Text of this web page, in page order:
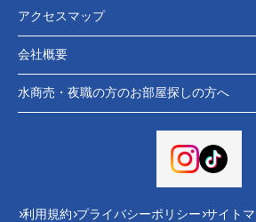
アクセスマップ
会社概要
水商売・夜職の方のお部屋探しの方へ
利用規約 プライバシーポリシー サイト